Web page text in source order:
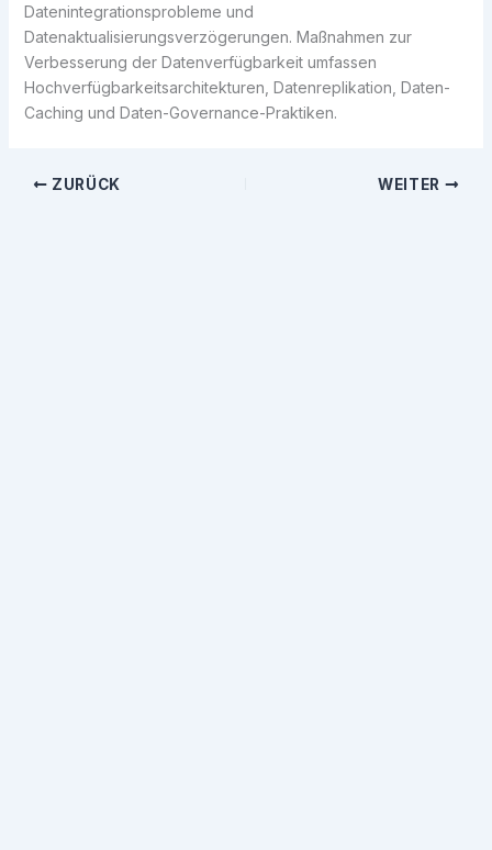
Datenintegrationsprobleme und
Datenaktualisierungsverzögerungen. Maßnahmen zur
Verbesserung der Datenverfügbarkeit umfassen
Hochverfügbarkeitsarchitekturen, Datenreplikation, Daten-
Caching und Daten-Governance-Praktiken.
ZURÜCK WEITER